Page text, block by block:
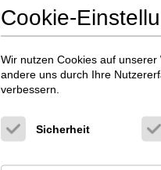
Cookie-
Wir nutzen Cookies auf
andere uns durch Ihre
verbessern.
Sicherheit